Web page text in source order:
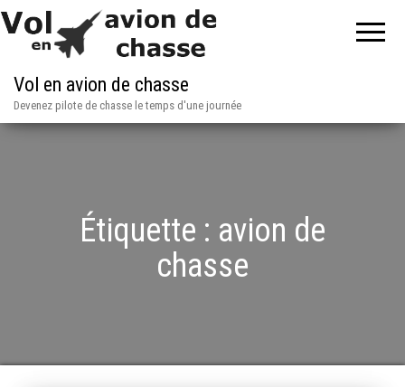
Vol en avion de chasse
Devenez pilote de chasse le temps d'une journée
Étiquette : avion de
chasse